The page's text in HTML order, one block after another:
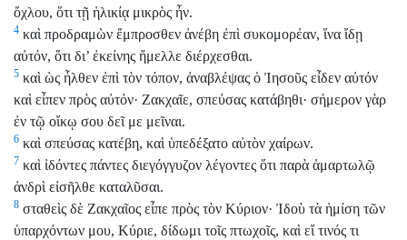
ὄχλου, ὅτι τῇ ἡλικίᾳ μικρὸς ἦν.
4 καὶ προδραμὼν ἔμπροσθεν ἀνέβη ἐπὶ συκομορέαν, ἵνα ἴδῃ
αὐτόν, ὅτι δι’ ἐκείνης ἤμελλε διέρχεσθαι.
5 καὶ ὡς ἦλθεν ἐπὶ τὸν τόπον, ἀναβλέψας ὁ Ἰησοῦς εἶδεν αὐτόν
καὶ εἶπεν πρὸς αὐτόν· Ζακχαῖε, σπεύσας κατάβηθι· σήμερον γὰρ
ἐν τῷ οἴκῳ σου δεῖ με μεῖναι.
6 καὶ σπεύσας κατέβη, καὶ ὑπεδέξατο αὐτὸν χαίρων.
7 καὶ ἰδόντες πάντες διεγόγγυζον λέγοντες ὅτι παρὰ ἁμαρτωλῷ
ἀνδρὶ εἰσῆλθε καταλῦσαι.
8 σταθεὶς δὲ Ζακχαῖος εἶπε πρὸς τὸν Κύριον· Ἰδοὺ τὰ ἡμίση τῶν
ὑπαρχόντων μου, Κύριε, δίδωμι τοῖς πτωχοῖς, καὶ εἴ τινός τι